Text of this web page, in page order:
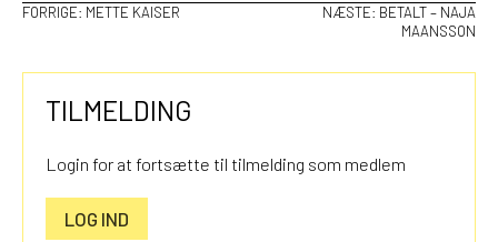
INDLÆGSNAVIGATION
FORRIGE: METTE KAISER NÆSTE: BETALT – NAJA
MAANSSON
TILMELDING
Login for at fortsætte til tilmelding som medlem
LOG IND